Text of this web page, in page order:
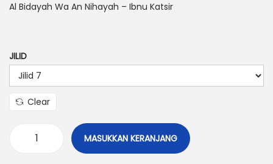
Al Bidayah Wa An Nihayah – Ibnu Katsir
JILID
Clear
MASUKKAN KERANJANG